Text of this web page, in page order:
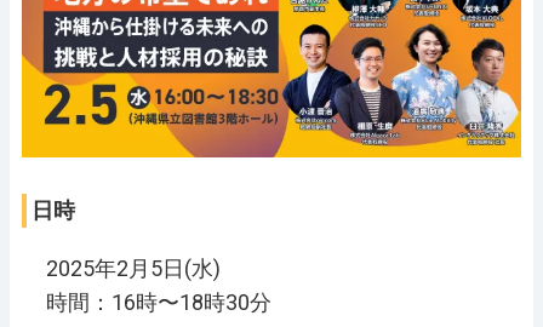
日時
2025年2月5日(水)
時間：16時〜18時30分